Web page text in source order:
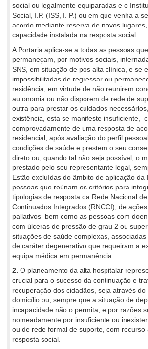
social ou legalmente equiparadas e o
Social, I.P. (ISS, I. P.) ou em que venha a
acordo mediante reserva de novos
capacidade instalada na resposta social.
A Portaria aplica-se a todas as pessoas
permaneçam, por motivos sociais,
SNS, em situação de pós alta clínica, e se
impossibilitadas de regressar ou
residência, em virtude de não reunirem
autonomia ou não disporem de rede de
outra para prestar os cuidados
existência, esta se manifeste insuficiente,
comprovadamente de uma resposta de
residencial, após avaliação do perfil
condições de saúde e prestem o seu
direto ou, quando tal não seja possível, o
prestado pelo seu representante legal,
Estão excluídas do âmbito de aplicação da
pessoas que reúnam os critérios para
tipologias de resposta da Rede Nacional
Continuados Integrados (RNCCI), de
paliativos, bem como as pessoas com
com úlceras de pressão de grau 2 ou
situações de saúde complexas,
de caráter degenerativo que requeiram a
equipa médica em permanência.
2. O planeamento da alta hospitalar
crucial para o sucesso da continuação e
recuperação dos cidadãos, seja através do
domicílio ou, sempre que a situação de
incapacidade não o permita, e por razões
nomeadamente por insuficiente ou
ou de rede formal de suporte, com recurso
resposta social.